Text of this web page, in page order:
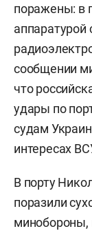
поражены: в
аппаратурой
сообщении
что
удары по
судам
интересах
В порту
поразили
минобороны,